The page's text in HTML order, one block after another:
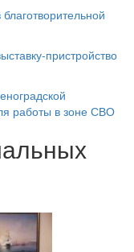
пристройство
работы в зоне СВО